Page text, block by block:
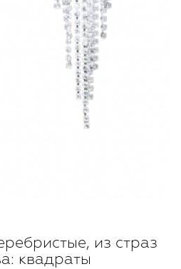
из страз
квадраты